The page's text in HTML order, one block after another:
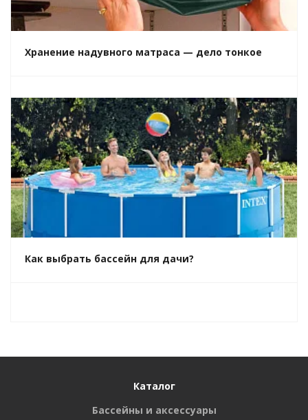
Хранение надувного матраса — дело тонкое
Как выбрать бассейн для дачи?
Каталог
Бассейны и аксессуары